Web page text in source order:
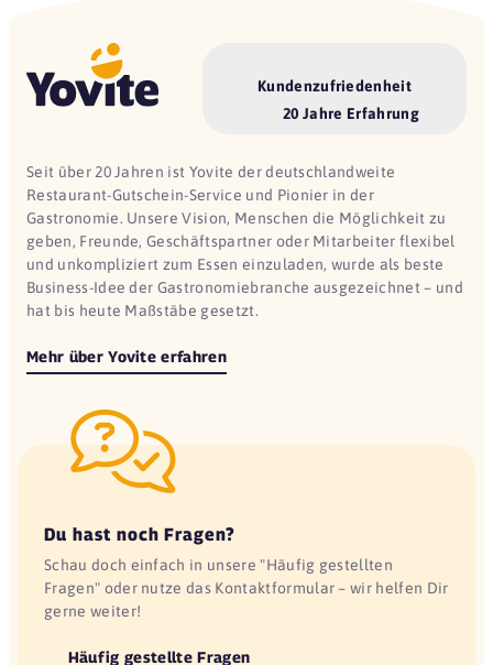
Kundenzufriedenheit
20 Jahre Erfahrung
Seit über 20 Jahren ist Yovite der deutschlandweite
Restaurant-Gutschein-Service und Pionier in der
Gastronomie. Unsere Vision, Menschen die Möglichkeit zu
geben, Freunde, Geschäftspartner oder Mitarbeiter flexibel
und unkompliziert zum Essen einzuladen, wurde als beste
Business-Idee der Gastronomiebranche ausgezeichnet – und
hat bis heute Maßstäbe gesetzt.
Mehr über Yovite erfahren
Du hast noch Fragen?
Schau doch einfach in unsere "Häufig gestellten
Fragen" oder nutze das Kontaktformular – wir helfen Dir
gerne weiter!
Häufig gestellte Fragen